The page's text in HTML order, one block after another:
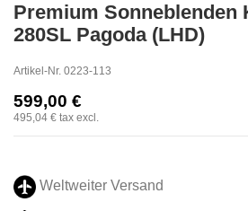
Premium Sonneblenden
280SL Pagoda (LHD)
Artikel-Nr. 0223-113
599,00 €
495,04 € tax excl.
Weltweiter Versand